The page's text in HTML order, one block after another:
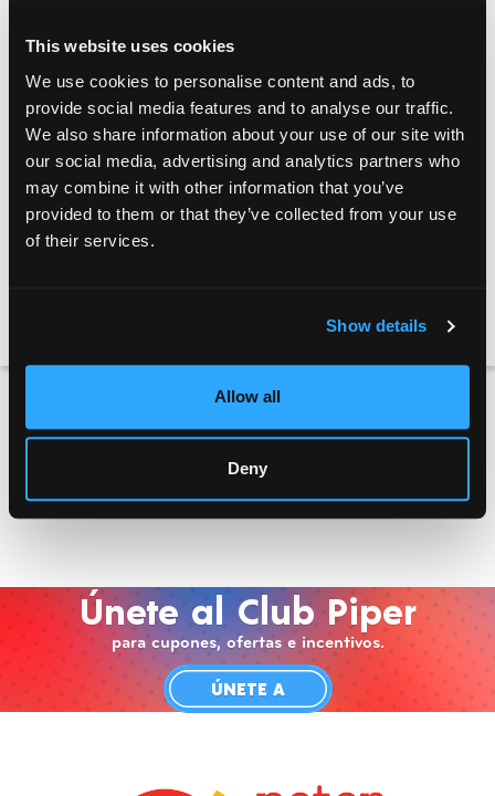
This website uses cookies
We use cookies to personalise content and ads, to
provide social media features and to analyse our traffic.
We also share information about your use of our site with
our social media, advertising and analytics partners who
may combine it with other information that you’ve
provided to them or that they’ve collected from your use
of their services.
Show details
Allow all
Deny
Únete al Club Piper
para cupones, ofertas e incentivos.
ÚNETE A